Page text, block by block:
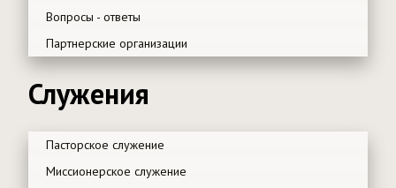
Вопросы - ответы
Партнерские организации
Служения
Пасторское служение
Миссионерское служение